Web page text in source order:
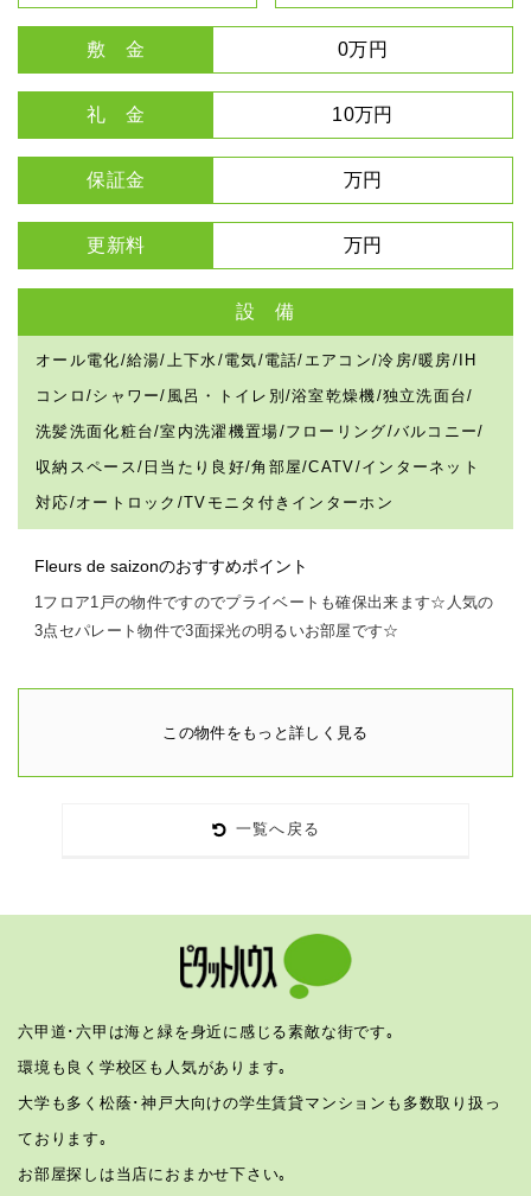
敷 金 0万円
礼 金 10万円
保証金 万円
更新料 万円
設 備
オール電化/給湯/上下水/電気/電話/エアコン/冷房/暖房/IH
コンロ/シャワー/風呂・トイレ別/浴室乾燥機/独立洗面台/
洗髪洗面化粧台/室内洗濯機置場/フローリング/バルコニー/
収納スペース/日当たり良好/角部屋/CATV/インターネット
対応/オートロック/TVモニタ付きインターホン
Fleurs de saizonのおすすめポイント
1フロア1戸の物件ですのでプライベートも確保出来ます☆人気の
3点セパレート物件で3面採光の明るいお部屋です☆
この物件をもっと詳しく見る
一覧へ戻る
六甲道･六甲は海と緑を身近に感じる素敵な街です｡
環境も良く学校区も人気があります｡
大学も多く松蔭･神戸大向けの学生賃貸マンションも多数取り扱っ
ております｡
お部屋探しは当店におまかせ下さい｡